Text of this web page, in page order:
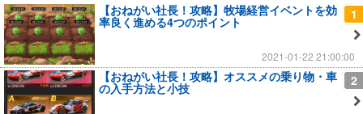
1
【おねがい社長！攻略】牧場経営イベントを効
率良く進める4つのポイント
2021-01-22 21:00:00
2
【おねがい社長！攻略】オススメの乗り物・車
の入手方法と小技